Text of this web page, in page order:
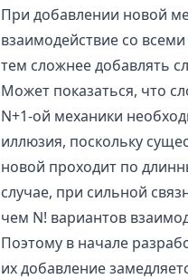
При добавлении новой
взаимодействие со
тем сложнее добавлять
Может показаться, что
N+1-ой механики
иллюзия, поскольку
новой проходит по
случае, при сильной
чем N! вариантов
Поэтому в начале
их добавление